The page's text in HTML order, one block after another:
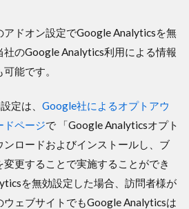
アドオン設定でGoogle Analyticsを無
のGoogle Analytics利用による情報
能です。
定は、 Google社によるオプトアウ
ドページで 「Google Analyticsオプト
ロードおよびインストールし、ブ
更することで実施することができ
を無効設定した場合、訪問者様が
ェブサイトでもGoogle Analyticsは